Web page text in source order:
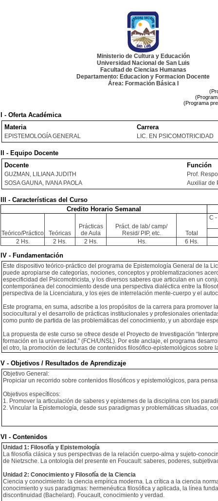
Ministerio de Cultura y Educación
Universidad Nacional de San Luis
Facultad de Ciencias Humanas
Departamento: Educacion y Formacion Docente
Área: Formación Básica I
(Programa
I - Oferta Académica
Materia
Carrera
EPISTEMOLOGÍA GENERAL LIC. EN PSICOMOTRICIDAD
II - Equipo Docente
Docente
Función
GUZMAN, LILIANA JUDITH
Prof.
SOSA GAUNA, IVANA PAOLA
Auxiliar de
III - Características del Curso
Credito Horario Semanal
Teórico/Práctico Teóricas
Prácticas
de Aula
Práct. de lab/ camp/
Resid/ PIP, etc.
Total
C
2 Hs. 2 Hs. 2 Hs. Hs. 6 Hs.
IV - Fundamentación
Este dispositivo teórico-práctico del programa de Epistemología General de la
puede apropiarse de categorías, nociones, conceptos y problematizaciones
especificidad del Psicomotricista, y los diversos saberes que articulan en un
contemporánea del conocimiento desde una perspectiva dialéctica entre la
perspectiva de la Licenciatura, y los ejes de interrelación mente-cuerpo y el
Este programa, en suma, adscribe a los propósitos de la carrera para
sociocultural y el desarrollo de prácticas institucionales y profesionales
como punto de partida de las problemáticas del conocimiento, y un abordaje
La propuesta de este curso se ofrece desde el Proyecto de Investigación
formación en la universidad.” (FCH/UNSL). Por este anclaje, el programa
el otro, la promoción de lecturas de contenidos filosófico-epistemológicos sobre
V - Objetivos / Resultados de Aprendizaje
Objetivo General:
Propiciar un recorrido sobre contenidos filosóficos y epistemológicos, para
Objetivos específicos:
1. Promover la articulación de saberes y epistemes de la disciplina con los
2. Vincular la Epistemología, desde sus paradigmas y problemáticas situadas,
VI - Contenidos
Unidad 1: Filosofía y Epistemología
La filosofía clásica y sus perspectivas de la relación cuerpo-alma y sujeto-
de Nietzsche. La ontología del presente en Foucault: saberes, poderes,
Unidad 2: Conocimiento y Filosofía de la Ciencia
Ciencia y conocimiento: la ciencia empírica moderna. La crítica a la ciencia
conocimiento y sus paradigmas: hermenéutica filosófica y aplicada, la línea
discontinuidad (Bachelard). Foucault, conocimiento y verdad.